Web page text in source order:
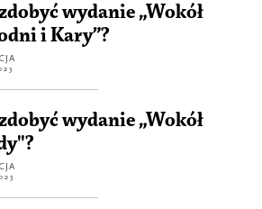
wydanie „Wokół
i Kary”?
wydanie „Wokół